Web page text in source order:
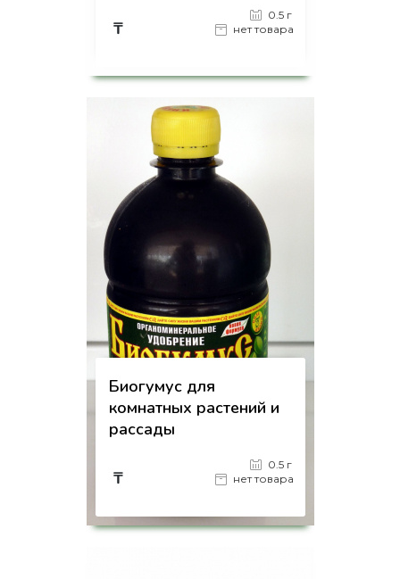
₸
0.5 г
нет товара
Биогумус для
комнатных растений и
рассады
₸
0.5 г
нет товара